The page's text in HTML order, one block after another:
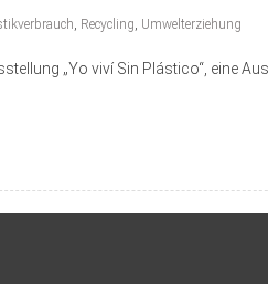
, Recycling, Umwelterziehung
„Yo viví Sin Plástico“, eine